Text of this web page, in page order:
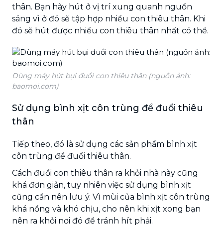
thân. Bạn hãy hút ở vị trí xung quanh nguồn
sáng vì ở đó sẽ tập hợp nhiều con thiêu thân. Khi
đó sẽ hút được nhiều con thiêu thân nhất có thể.
Dùng máy hút bụi đuổi con thiêu thân (nguồn ảnh:
baomoi.com)
Sử dụng bình xịt côn trùng để đuổi thiêu
thân
Tiếp theo, đó là sử dụng các sản phẩm bình xịt
côn trùng để đuổi thiêu thân.
Cách đuổi con thiêu thân ra khỏi nhà này cũng
khá đơn giản, tuy nhiên việc sử dụng bình xịt
cũng cần nên lưu ý. Vì mùi của bình xịt côn trùng
khá nồng và khó chịu, cho nên khi xịt xong bạn
nên ra khỏi nơi đó để tránh hít phải.